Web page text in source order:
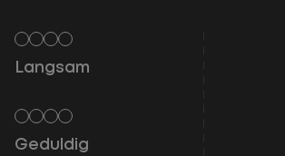
Langsam
Geduldig